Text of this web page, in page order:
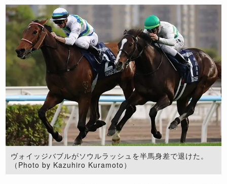
ヴォイッジバブルがソウルラッシュを半馬身差で退けた。
（Photo by Kazuhiro Kuramoto）